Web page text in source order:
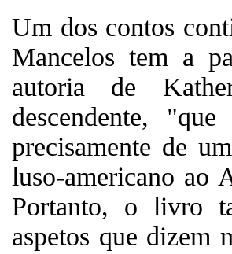
Um dos contos
Mancelos tem a
autoria de
descendente,
precisamente de
luso-americano ao
Portanto, o livro
aspetos que dizem